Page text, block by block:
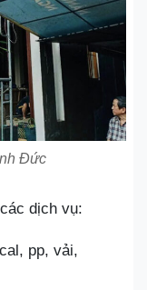
Đức
dịch vụ:
pp, vải,